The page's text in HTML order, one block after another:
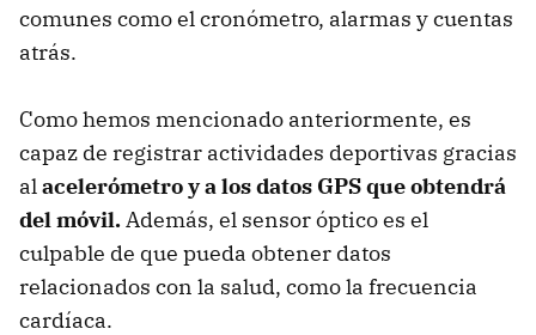
comunes como el cronómetro, alarmas y cuentas
atrás.
Como hemos mencionado anteriormente, es
capaz de registrar actividades deportivas gracias
alacelerómetro y a los datos GPS que obtendrá
del móvil.Además, el sensor óptico es el
culpable de que pueda obtener datos
relacionados con la salud, como la frecuencia
cardíaca.